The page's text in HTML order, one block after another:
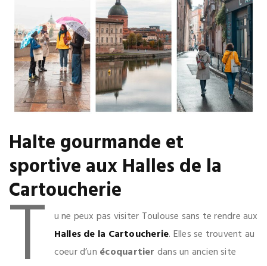
Halte gourmande et
sportive aux Halles de la
Cartoucherie
T u ne peux pas visiter Toulouse sans te rendre aux
Halles de la Cartoucherie. Elles se trouvent au
coeur d’un écoquartier dans un ancien site